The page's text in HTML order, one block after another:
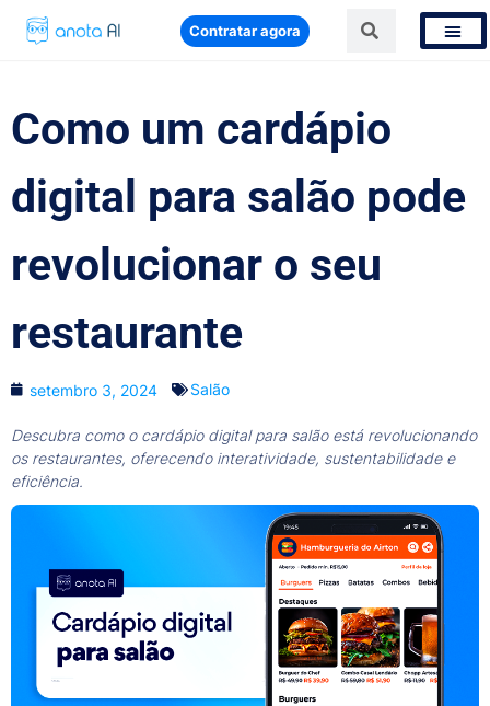
Contratar agora
Como um cardápio
digital para salão pode
revolucionar o seu
restaurante
setembro 3, 2024 Salão
Descubra como o cardápio digital para salão está revolucionando
os restaurantes, oferecendo interatividade, sustentabilidade e
eficiência.